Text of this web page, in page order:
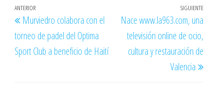
Navegación
de
entradas
Entrada
anterior
ANTERIOR
Murviedro colabora con el
torneo de padel del Optima
Sport Club a beneficio de Haití
SIGUIENTE
Nace www.la963.com, una
televisión online de ocio,
cultura y restauración de
Valencia